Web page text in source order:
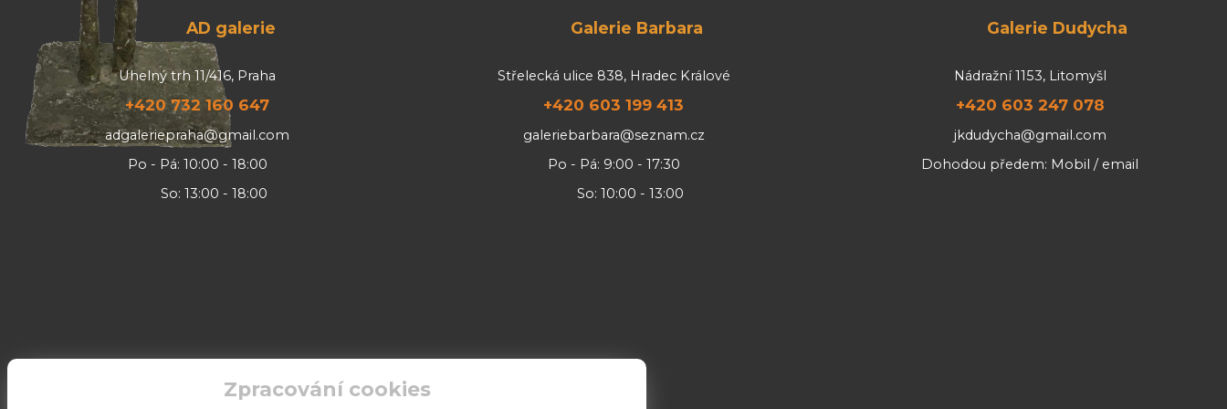
AD galerie
Uhelný trh 11/416, Praha
+420 732 160 647
adgaleriepraha@gmail.com
Po - Pá: 10:00 - 18:00
So: 13:00 - 18:00
Galerie Barbara
Střelecká ulice 838, Hradec Králové
+420 603 199 413
galeriebarbara@seznam.cz
Po - Pá: 9:00 - 17:30
So: 10:00 - 13:00
Galerie Dudycha
Nádražní 1153, Litomyšl
+420 603 247 078
jkdudycha@gmail.com
Dohodou předem: Mobil / email
Zpracování cookies